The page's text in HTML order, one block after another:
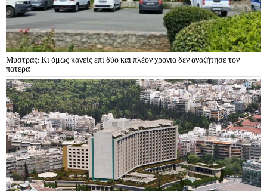
Μυστράς: Κι όμως κανείς επί δύο και πλέον χρόνια δεν αναζήτησε τον
πατέρα